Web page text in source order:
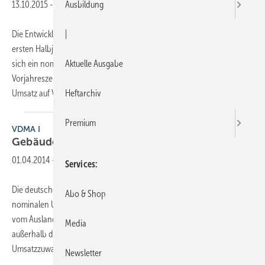
13.10.2015 -
Die Entwicklung der deutschen Gebäudearmaturenindustrie war im
ersten Halbjahr 2015 nicht ungetrübt. Von Januar bis Juni 2015 ergab
sich ein nominales Umsatzminus von 1 % im Vergleich zum
Vorjahreszeitraum. Im Heimatmarkt Deutschland stagnierte der
Umsatz auf Vorjahresniveau. Trotz
VDMA I
Gebäudearmaturen mit 5 % mehr
01.04.2014 -
Die deutsche Gebäudearmaturenindustrie schloss 2013 mit einem
nominalen Umsatzplus von 5 % ab. Das Plus wurde im Wesentlichen
vom Auslandsgeschäft getragen (9 %), wobei das Wachstum
außerhalb der Eurozone stattfand, hier verzeichnete die Branche ein
Umsatzzuwachs von 19 % gegenüber dem
Ausbildung
Aktuelle Ausgabe
Heftarchiv
Premium
Services
Abo & Shop
Media
Newsletter